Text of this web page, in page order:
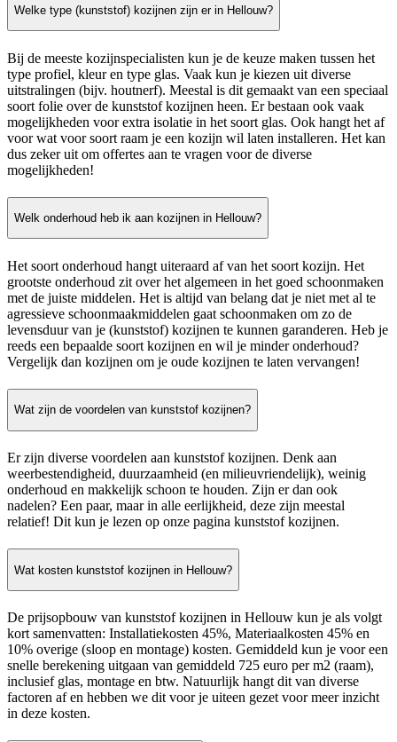
Welke type (kunststof) kozijnen zijn er in Hellouw?
Bij de meeste kozijnspecialisten kun je de keuze maken tussen het
type profiel, kleur en type glas. Vaak kun je kiezen uit diverse
uitstralingen (bijv. houtnerf). Meestal is dit gemaakt van een speciaal
soort folie over de kunststof kozijnen heen. Er bestaan ook vaak
mogelijkheden voor extra isolatie in het soort glas. Ook hangt het af
voor wat voor soort raam je een kozijn wil laten installeren. Het kan
dus zeker uit om offertes aan te vragen voor de diverse
mogelijkheden!
Welk onderhoud heb ik aan kozijnen in Hellouw?
Het soort onderhoud hangt uiteraard af van het soort kozijn. Het
grootste onderhoud zit over het algemeen in het goed schoonmaken
met de juiste middelen. Het is altijd van belang dat je niet met al te
agressieve schoonmaakmiddelen gaat schoonmaken om zo de
levensduur van je (kunststof) kozijnen te kunnen garanderen. Heb je
reeds een bepaalde soort kozijnen en wil je minder onderhoud?
Vergelijk dan kozijnen om je oude kozijnen te laten vervangen!
Wat zijn de voordelen van kunststof kozijnen?
Er zijn diverse voordelen aan kunststof kozijnen. Denk aan
weerbestendigheid, duurzaamheid (en milieuvriendelijk), weinig
onderhoud en makkelijk schoon te houden. Zijn er dan ook
nadelen? Een paar, maar in alle eerlijkheid, deze zijn meestal
relatief! Dit kun je lezen op onze pagina kunststof kozijnen.
Wat kosten kunststof kozijnen in Hellouw?
De prijsopbouw van kunststof kozijnen in Hellouw kun je als volgt
kort samenvatten: Installatiekosten 45%, Materiaalkosten 45% en
10% overige (sloop en montage) kosten. Gemiddeld kun je voor een
snelle berekening uitgaan van gemiddeld 725 euro per m2 (raam),
inclusief glas, montage en btw. Natuurlijk hangt dit van diverse
factoren af en hebben we dit voor je uiteen gezet voor meer inzicht
in deze kosten.